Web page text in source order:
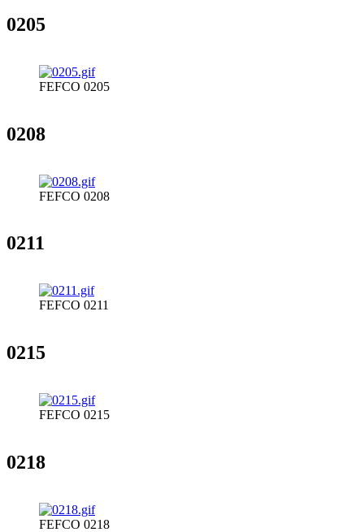
0205
FEFCO 0205
0208
FEFCO 0208
0211
FEFCO 0211
0215
FEFCO 0215
0218
FEFCO 0218